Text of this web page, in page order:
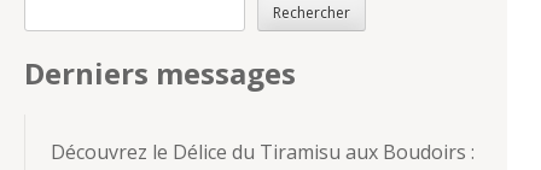
Rechercher
Derniers messages
Découvrez le Délice du Tiramisu aux Boudoirs :